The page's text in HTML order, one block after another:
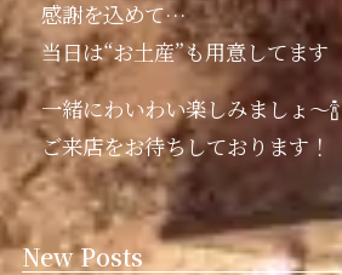
感謝を込めて…
当日は“お土産”も用意してます
一緒にわいわい楽しみましょ〜🍾
ご来店をお待ちしております！
New Posts